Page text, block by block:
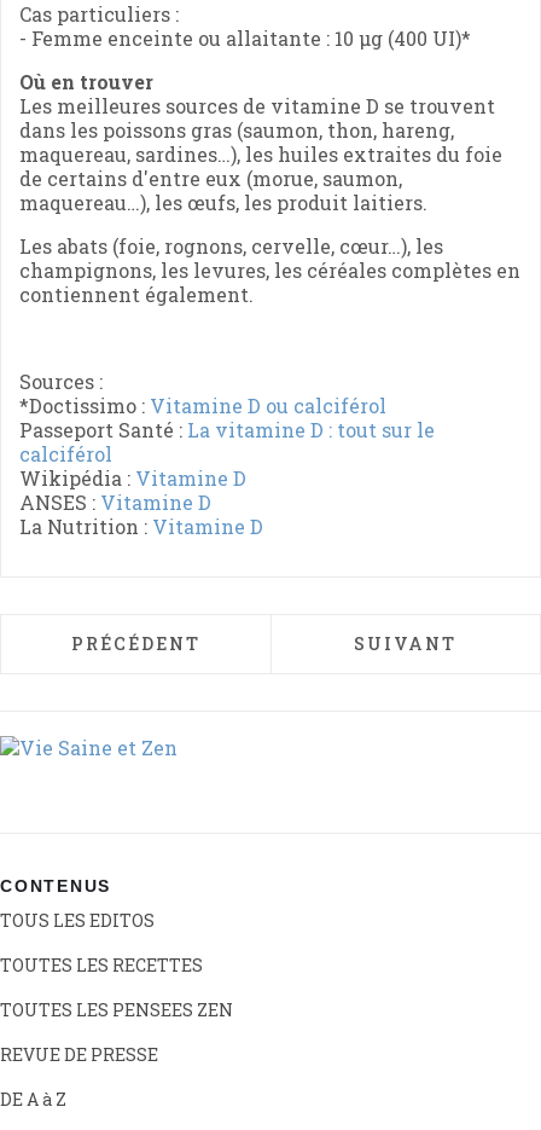
Cas particuliers :
- Femme enceinte ou allaitante : 10 µg (400 UI)*
Où en trouver
Les meilleures sources de vitamine D se trouvent
dans les poissons gras (saumon, thon, hareng,
maquereau, sardines…), les huiles extraites du foie
de certains d'entre eux (morue, saumon,
maquereau…), les œufs, les produit laitiers.
Les abats (foie, rognons, cervelle, cœur…), les
champignons, les levures, les céréales complètes en
contiennent également.
Sources :
*Doctissimo : Vitamine D ou calciférol
Passeport Santé : La vitamine D : tout sur le
calciférol
Wikipédia : Vitamine D
ANSES : Vitamine D
La Nutrition : Vitamine D
ARTICLE PRÉCÉDENT : VITAMINE E
PRÉCÉDENT ARTICLE
SUIVANT
CONTENUS
TOUS LES EDITOS
TOUTES LES RECETTES
TOUTES LES PENSEES ZEN
REVUE DE PRESSE
DE A à Z